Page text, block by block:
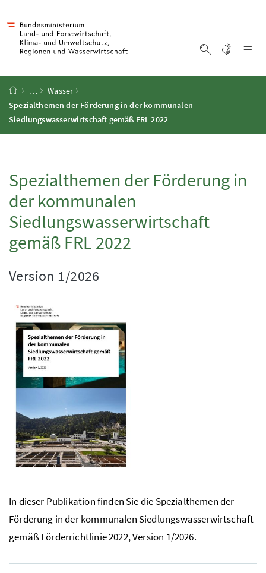
Startseite
…
Wasser
Spezialthemen der Förderung in der kommunalen
Siedlungswasserwirtschaft gemäß FRL 2022
Spezialthemen der Förderung in
der kommunalen
Siedlungswasserwirtschaft
gemäß FRL 2022
Version 1/2026
In dieser Publikation finden Sie die Spezialthemen der
Förderung in der kommunalen Siedlungswasserwirtschaft
gemäß Förderrichtlinie 2022, Version 1/2026.